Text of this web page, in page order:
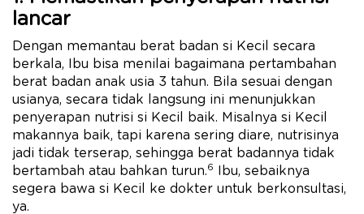
lancar
Dengan memantau berat badan si Kecil secara
berkala, Ibu bisa menilai bagaimana pertambahan
berat badan anak usia 3 tahun. Bila sesuai dengan
usianya, secara tidak langsung ini menunjukkan
penyerapan nutrisi si Kecil baik. Misalnya si Kecil
makannya baik, tapi karena sering diare, nutrisinya
jadi tidak terserap, sehingga berat badannya tidak
bertambah atau bahkan turun.6
Ibu, sebaiknya
segera bawa si Kecil ke dokter untuk berkonsultasi,
ya.